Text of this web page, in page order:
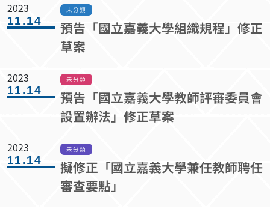
2023
11.14
未分類
預告「國立嘉義大學組織規程」修正
草案
2023
11.14
未分類
預告「國立嘉義大學教師評審委員會
設置辦法」修正草案
2023
11.14
未分類
擬修正「國立嘉義大學兼任教師聘任
審查要點」